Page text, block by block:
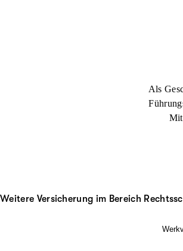
Als
Weitere Versicherung im Bereich